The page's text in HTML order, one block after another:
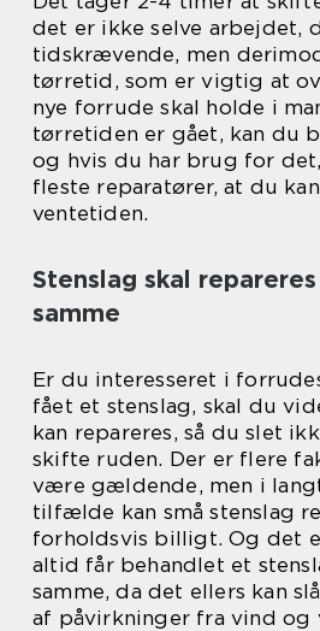
det er ikke selve arbejdet,
tidskrævende, men
tørretid, som er vigtig at
nye forrude skal holde i
tørretiden er gået, kan du
og hvis du har brug for
fleste reparatører, at du
ventetiden.
Stenslag skal
samme
Er du interesseret i
fået et stenslag, skal du
kan repareres, så du slet
skifte ruden. Der er flere
være gældende, men i
tilfælde kan små stenslag
forholdsvis billigt. Og det
altid får behandlet et
samme, da det ellers kan
af påvirkninger fra vind og